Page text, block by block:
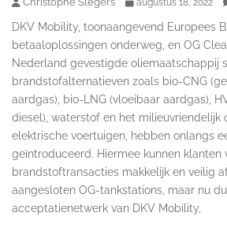
DKV Mobility, toonaangevend Europees
betaaloplossingen onderweg, en OG
Nederland gevestigde oliemaatschappij
brandstofalternatieven zoals bio-CNG
aardgas), bio-LNG (vloeibaar aardgas),
diesel), waterstof en het milieuvriendelijk
elektrische voertuigen, hebben onlangs
geïntroduceerd. Hiermee kunnen klanten
brandstoftransacties makkelijk en veilig
aangesloten OG-tankstations, maar nu
acceptatienetwerk van DKV Mobility,